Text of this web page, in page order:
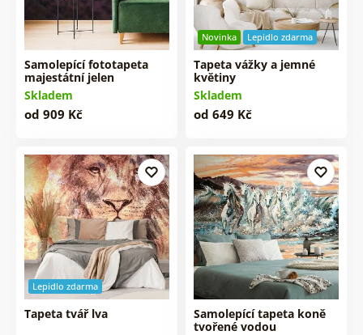
Samolepící fototapeta
majestátní jelen
Skladem
od 909 Kč
Novinka Lepidlo zdarma
Tapeta vážky a jemné
květiny
Skladem
od 649 Kč
Lepidlo zdarma
Tapeta tvář lva
Samolepící tapeta koně
tvořené vodou